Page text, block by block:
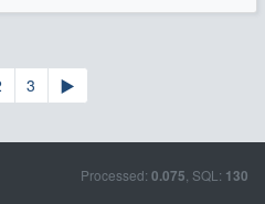
3 ▶
Processed: 0.075 , SQL: 130